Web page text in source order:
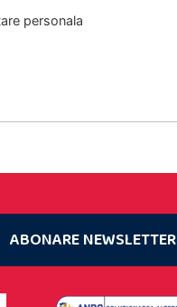
personala
ABONARE NEWSLETTER